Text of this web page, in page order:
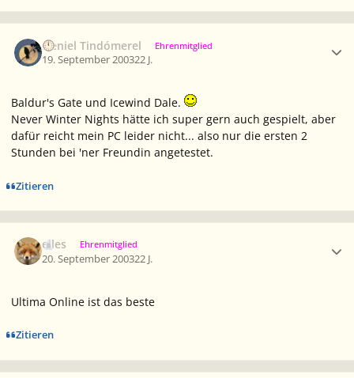
Neniel Tindómerel Ehrenmitglied
19. September 200322 J.
Baldur's Gate und Icewind Dale.
Never Winter Nights hätte ich super gern auch gespielt, aber
dafür reicht mein PC leider nicht... also nur die ersten 2
Stunden bei 'ner Freundin angetestet.
Zitieren
elles Ehrenmitglied
20. September 200322 J.
Ultima Online ist das beste
Zitieren